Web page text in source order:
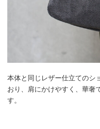
本体と同じレザー仕立てのシ
おり、肩にかけやすく、華奢
す。